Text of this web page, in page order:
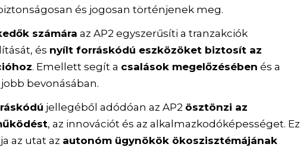
és jogosan történjenek meg.
számára az AP2 egyszerűsíti a tranzakciók
és nyílt forráskódú eszközöket biztosít az
. Emellett segít a csalások megelőzésében és a
bevonásában.
jellegéből adódóan az AP2 ösztönzi az
, az innovációt és az alkalmazkodóképességet. Ez
az utat az autonóm ügynökök ökoszisztémájának